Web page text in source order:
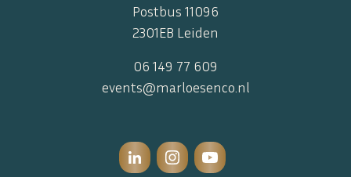
Postbus 11096
2301EB Leiden
06 149 77 609
events@marloesenco.nl